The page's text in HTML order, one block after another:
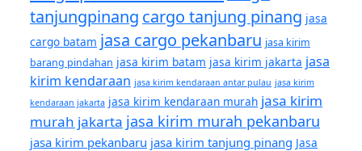
tanjungpinang cargo tanjung pinang jasa
cargo batam jasa cargo pekanbaru jasa kirim
barang pindahan jasa kirim batam jasa kirim jakarta jasa
kirim kendaraan jasa kirim kendaraan antar pulau jasa kirim
kendaraan jakarta jasa kirim kendaraan murah jasa kirim
murah jakarta jasa kirim murah pekanbaru
jasa kirim pekanbaru jasa kirim tanjung pinang Jasa